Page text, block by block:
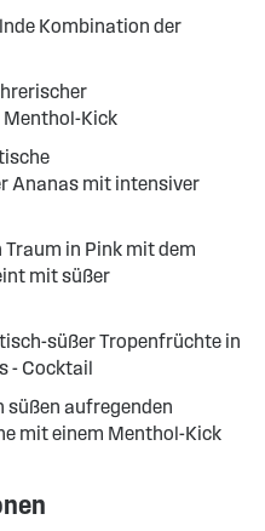
Kombination der
Menthol-Kick
Ananas mit intensiver
Traum in Pink mit dem
mit süßer
süßer Tropenfrüchte in
- Cocktail
süßen aufregenden
mit einem Menthol-Kick